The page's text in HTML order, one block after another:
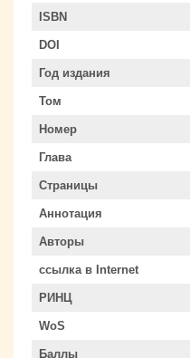
ISBN
DOI
Год издания
Том
Номер
Глава
Страницы
Аннотация
Авторы
ссылка в Internet
РИНЦ
WoS
Баллы